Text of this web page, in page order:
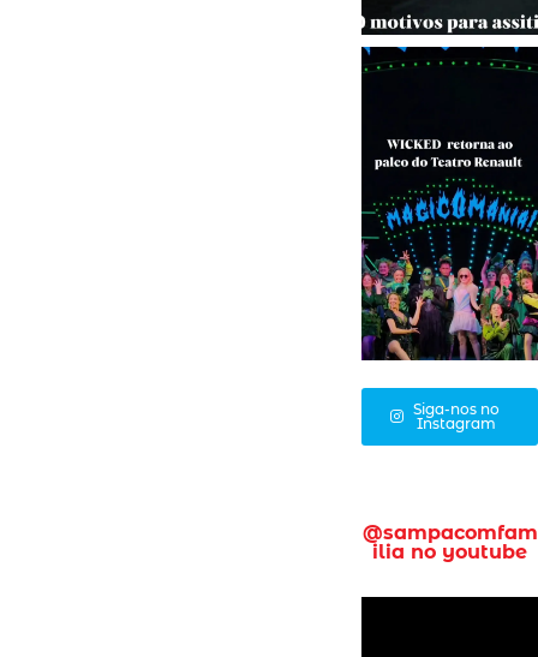
Siga-nos no
Instagram
@sampacomfam
ilia no youtube